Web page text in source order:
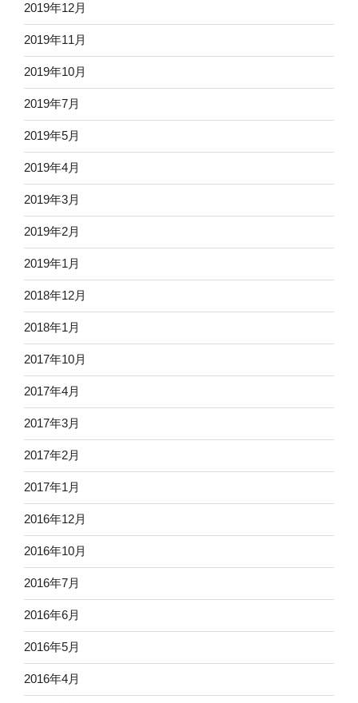
2019年12月
2019年11月
2019年10月
2019年7月
2019年5月
2019年4月
2019年3月
2019年2月
2019年1月
2018年12月
2018年1月
2017年10月
2017年4月
2017年3月
2017年2月
2017年1月
2016年12月
2016年10月
2016年7月
2016年6月
2016年5月
2016年4月